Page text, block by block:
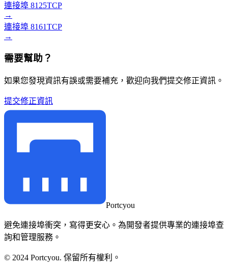
連接埠 8125TCP
→
連接埠 8161TCP
→
需要幫助？
如果您發現資訊有誤或需要補充，歡迎向我們提交修正資訊。
提交修正資訊
Portcyou
避免連接埠衝突，寫得更安心。為開發者提供專業的連接埠查
詢和管理服務。
© 2024 Portcyou. 保留所有權利。